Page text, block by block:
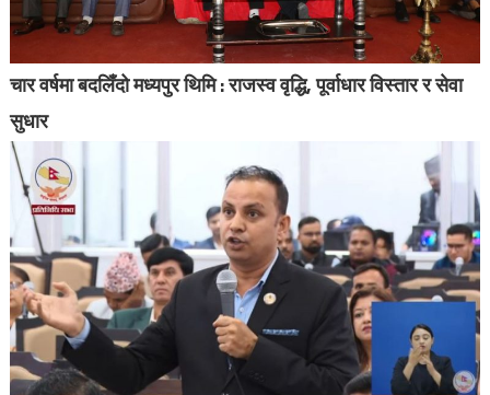
चार वर्षमा बदलिँदो मध्यपुर थिमि : राजस्व वृद्धि, पूर्वाधार विस्तार र सेवा
सुधार